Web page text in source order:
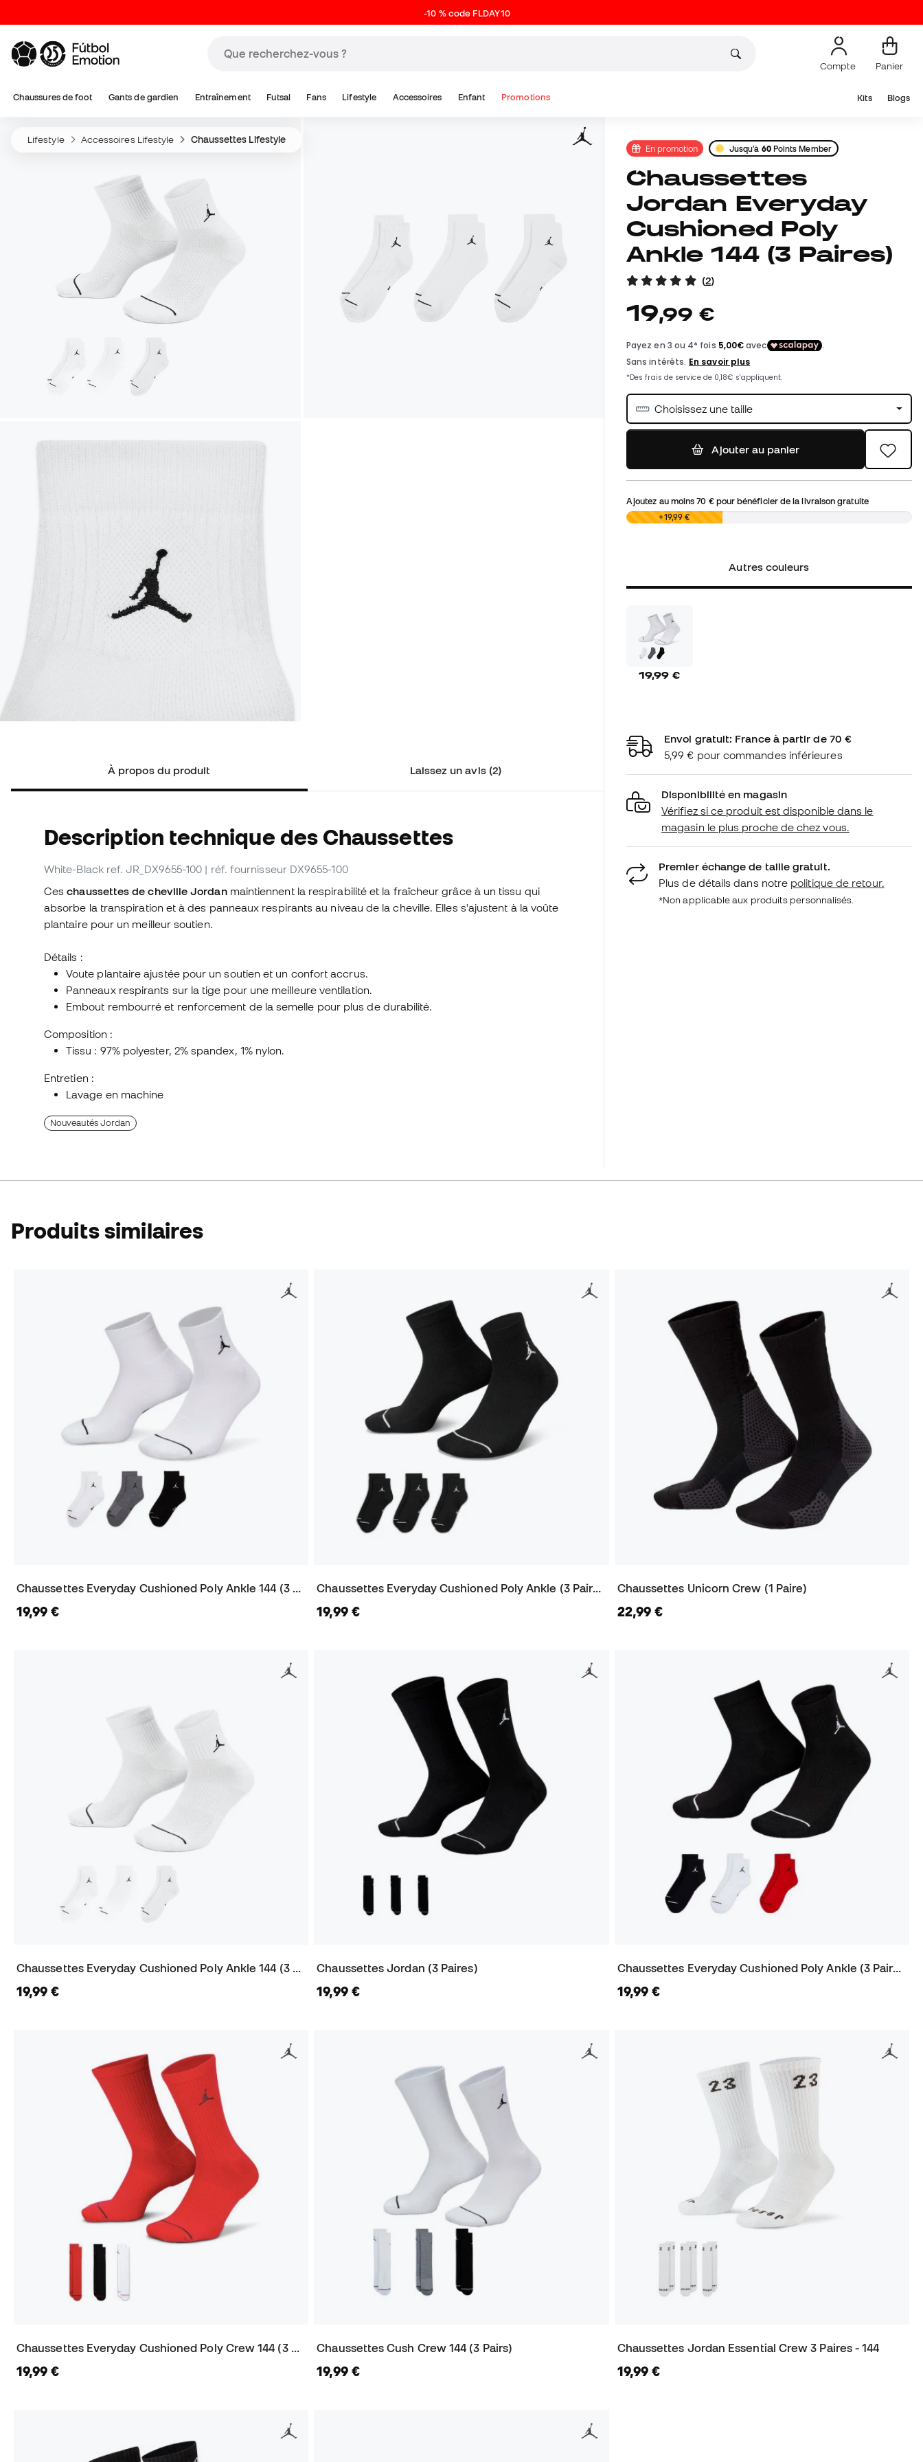
-10 % code FLDAY10
Compte Panier
Chaussures de foot Gants de gardien Entraînement Futsal Fans Lifestyle Accessoires Enfant Promotions Kits Blogs
Lifestyle Accessoires Lifestyle Chaussettes Lifestyle
À propos du produit Laissez un avis (2)
Description technique des Chaussettes
White-Black ref. JR_DX9655-100 | réf. fournisseur DX9655-100
Ceschaussettes de cheville Jordanmaintiennent la respirabilité et la fraîcheur grâce à un tissu qui
absorbe la transpiration et à des panneaux respirants au niveau de la cheville. Elles s'ajustent à la voûte
plantaire pour un meilleur soutien.
Détails :
Voute plantaire ajustée pour un soutien et un confort accrus.
Panneaux respirants sur la tige pour une meilleure ventilation.
Embout rembourré et renforcement de la semelle pour plus de durabilité.
Composition :
Tissu : 97% polyester, 2% spandex, 1% nylon.
Entretien :
Lavage en machine
Nouveautés Jordan
En promotion Jusqu'à 60Points Member
Chaussettes
Jordan Everyday
Cushioned Poly
Ankle 144 (3 Paires)
(2)
19,99 €
Choisissez une taille
Ajouter au panier
Ajoutez au moins70 €pour bénéficier de la livraison gratuite
0,00 € +19,99 €
Autres couleurs
19,99 €
Envoi gratuit: France à partir de 70 €
5,99 € pour commandes inférieures
Disponibilité en magasin
Vérifiez si ce produit est disponible dans le
magasin le plus proche de chez vous.
Premier échange de taille gratuit.
Plus de détails dans notre politique de retour.
*Non applicable aux produits personnalisés.
Produits similaires
Chaussettes Everyday Cushioned Poly Ankle 144 (3 Paires)
19,99 €
Chaussettes Everyday Cushioned Poly Ankle (3 Paires)
19,99 €
Chaussettes Unicorn Crew (1 Paire)
22,99 €
Chaussettes Everyday Cushioned Poly Ankle 144 (3 Paires)
19,99 €
Chaussettes Jordan (3 Paires)
19,99 €
Chaussettes Everyday Cushioned Poly Ankle (3 Paires)
19,99 €
Chaussettes Everyday Cushioned Poly Crew 144 (3 Paires)
19,99 €
Chaussettes Cush Crew 144 (3 Pairs)
19,99 €
Chaussettes Jordan Essential Crew 3 Paires - 144
19,99 €